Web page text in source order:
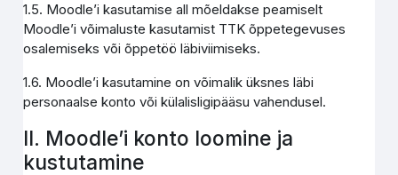
1.5. Moodle’i kasutamise all mõeldakse peamiselt
Moodle’i võimaluste kasutamist TTK õppetegevuses
osalemiseks või õppetöö läbiviimiseks.
1.6. Moodle’i kasutamine on võimalik üksnes läbi
personaalse konto või külalisligipääsu vahendusel.
II. Moodle’i konto loomine ja
kustutamine